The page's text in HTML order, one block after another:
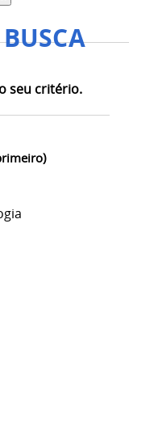
seu critério.